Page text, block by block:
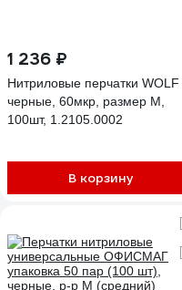
1 236 ₽
Нитриловые перчатки WOLF
черные, 60мкр, размер M,
100шт, 1.2105.0002
В корзину